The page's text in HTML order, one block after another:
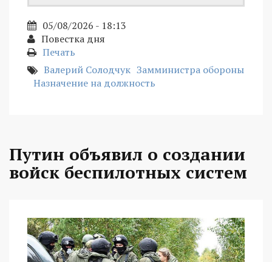
05/08/2026 - 18:13
Повестка дня
Печать
Валерий Солодчук Замминистра обороны
Назначение на должность
Путин объявил о создании
войск беспилотных систем